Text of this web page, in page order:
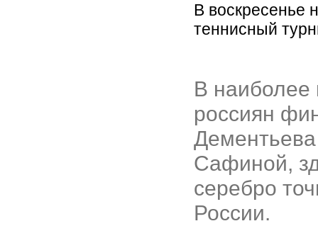
В воскресенье
теннисный
В
россиян
Сафиной,
серебро
России.